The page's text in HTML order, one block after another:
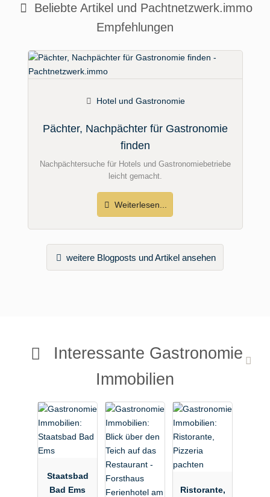
Beliebte Artikel und Pachtnetzwerk.immo
Empfehlungen
Pächter, Nachpächter für Gastronomie
finden
Hotel und Gastronomie
Nachpächtersuche für Hotels und Gastronomiebetriebe
leicht gemacht.
Weiterlesen...
weitere Blogposts und Artikel ansehen
Interessante Gastronomie
Immobilien
Staatsbad
Bad Ems
Ristorante,